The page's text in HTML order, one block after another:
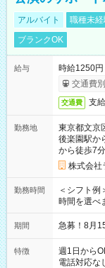
アルバイト 職種未
ブランクOK
給与
時給1250円
交通費
交通費 支
勤務地
東京都文京
後楽園駅か
から徒歩7分
株式会社
勤務時間
＜シフト例＞
時間を選べ
期間 急募！8月
特徴 週1日から
電話対応な